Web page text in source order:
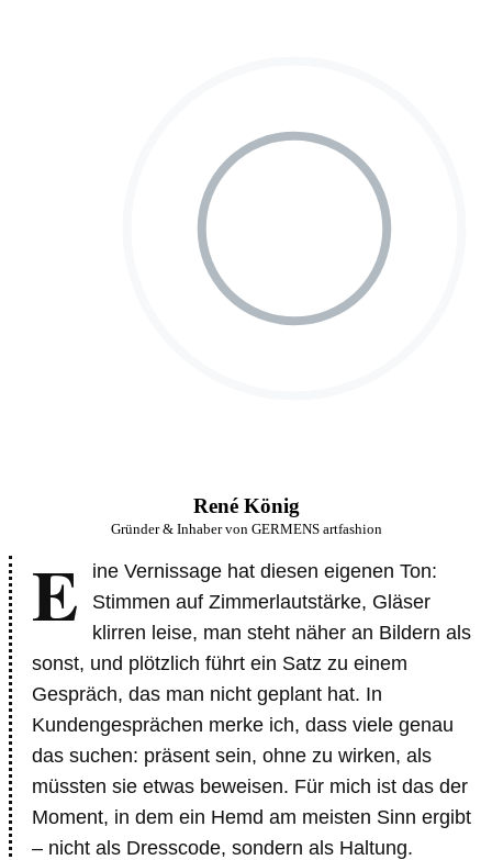
René König
Gründer & Inhaber von GERMENS artfashion
E
ine Vernissage hat diesen eigenen Ton:
Stimmen auf Zimmerlautstärke, Gläser
klirren leise, man steht näher an Bildern als
sonst, und plötzlich führt ein Satz zu einem
Gespräch, das man nicht geplant hat. In
Kundengesprächen merke ich, dass viele genau
das suchen: präsent sein, ohne zu wirken, als
müssten sie etwas beweisen. Für mich ist das der
Moment, in dem ein Hemd am meisten Sinn ergibt
– nicht als Dresscode, sondern als Haltung.